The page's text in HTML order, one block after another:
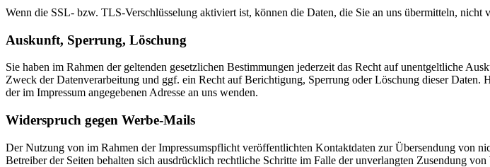
Wenn die SSL- bzw. TLS-Verschlüsselung aktiviert ist, können die Daten, die Sie an uns übermitteln, nicht
Auskunft, Sperrung, Löschung
Sie haben im Rahmen der geltenden gesetzlichen Bestimmungen jederzeit das Recht auf unentgeltliche
Zweck der Datenverarbeitung und ggf. ein Recht auf Berichtigung, Sperrung oder Löschung dieser
der im Impressum angegebenen Adresse an uns wenden.
Widerspruch gegen Werbe-Mails
Der Nutzung von im Rahmen der Impressumspflicht veröffentlichten Kontaktdaten zur Übersendung von
Betreiber der Seiten behalten sich ausdrücklich rechtliche Schritte im Falle der unverlangten Zusendung